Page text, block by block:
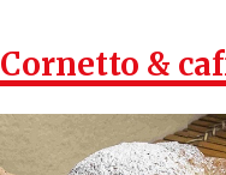
Cornetto &